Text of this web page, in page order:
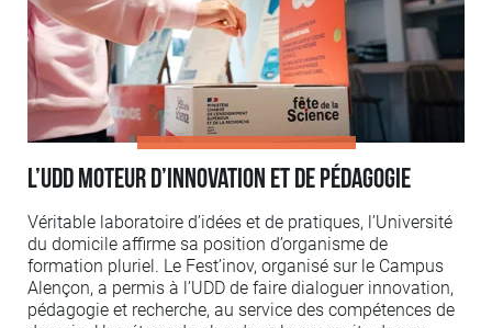
L’UDD moteur d’innovation et de pédagogie
Véritable laboratoire d’idées et de pratiques, l’Université
du domicile affirme sa position d’organisme de
formation pluriel. Le Fest’inov, organisé sur le Campus
Alençon, a permis à l’UDD de faire dialoguer innovation,
pédagogie et recherche, au service des compétences de